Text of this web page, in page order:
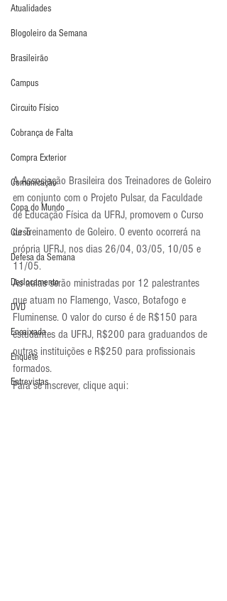
Atualidades
Blogoleiro da Semana
Brasileirão
Campus
Circuito Físico
Cobrança de Falta
Compra Exterior
Comunicação
Copa do Mundo
Curso
Defesa da Semana
Deslocamento
DVD
Encaixada
Enquete
Entrevistas
A Associação Brasileira dos Treinadores de Goleiro
em conjunto com o Projeto Pulsar, da Faculdade
de Educação Física da UFRJ, promovem o Curso
de Treinamento de Goleiro. O evento ocorrerá na
própria UFRJ, nos dias 26/04, 03/05, 10/05 e
11/05.
As aulas serão ministradas por 12 palestrantes
que atuam no Flamengo, Vasco, Botafogo e
Fluminense. O valor do curso é de R$150 para
estudantes da UFRJ, R$200 para graduandos de
outras instituições e R$250 para profissionais
formados.
Para se inscrever, clique aqui: